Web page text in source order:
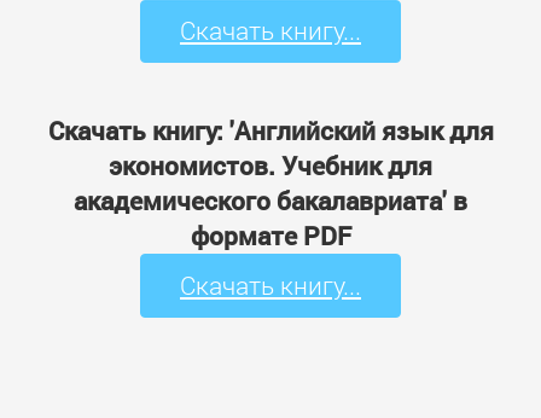
Скачать книгу...
Скачать книгу: 'Английский язык для
экономистов. Учебник для
академического бакалавриата' в
формате PDF
Скачать книгу...